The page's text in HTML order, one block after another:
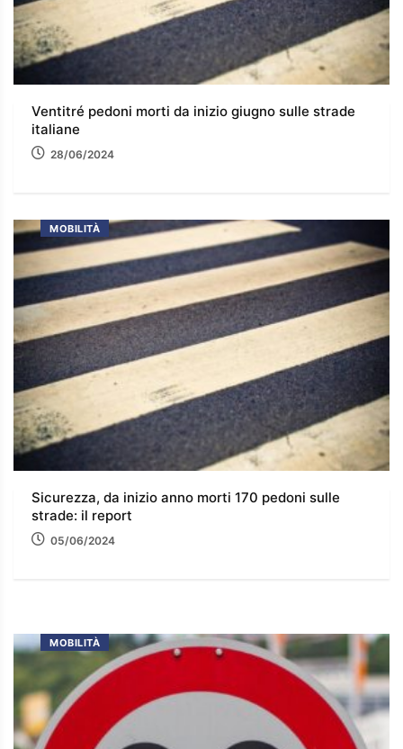
Ventitré pedoni morti da inizio giugno sulle strade
italiane
28/06/2024
MOBILITÀ
Sicurezza, da inizio anno morti 170 pedoni sulle
strade: il report
05/06/2024
MOBILITÀ